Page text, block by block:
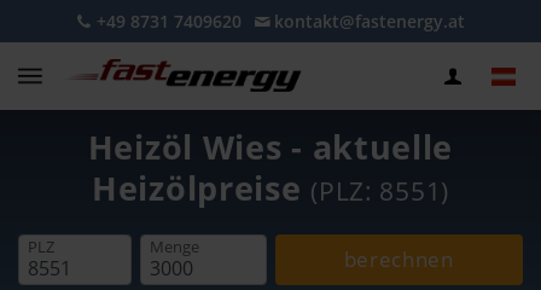
+49 8731 7409620 kontakt@fastenergy.at
Heizöl Wies - aktuelle
Heizölpreise (PLZ: 8551)
PLZ Menge berechnen